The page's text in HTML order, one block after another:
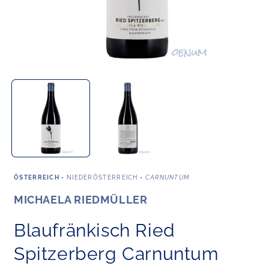
1
ÖSTERREICH • NIEDERÖSTERREICH • CARNUNTUM
MICHAELA RIEDMÜLLER
Blaufränkisch Ried
Spitzerberg Carnuntum